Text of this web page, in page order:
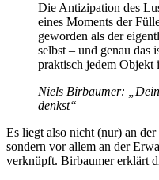
Die Antizipation des
eines Moments der
geworden als der
selbst – und genau das
praktisch jedem Objekt
Niels Birbaumer:
denkst“
Es liegt also nicht (nur) an
sondern vor allem an der
verknüpft. Birbaumer erklärt